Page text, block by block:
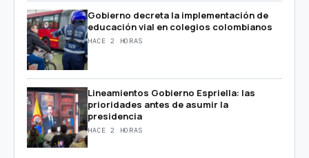
Gobierno decreta la implementación de
educación vial en colegios colombianos
HACE 2 HORAS
Lineamientos Gobierno Espriella: las
prioridades antes de asumir la
presidencia
HACE 2 HORAS